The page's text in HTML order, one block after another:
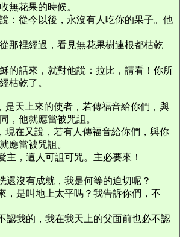
無花果的時候。
：從今以後，永沒有人吃你的果子。他
那裡經過，看見無花果樹連根都枯乾
的話來，就對他說：拉比，請看！你所
枯乾了。
是天上來的使者，若傳福音給你們，與
，他就應當被咒詛。
現在又說，若有人傳福音給你們，與你
應當被咒詛。
主，這人可詛可咒。主必要來！
還沒有成就，我是何等的迫切呢？
，是叫地上太平嗎？我告訴你們，不
認我的，我在我天上的父面前也必不認